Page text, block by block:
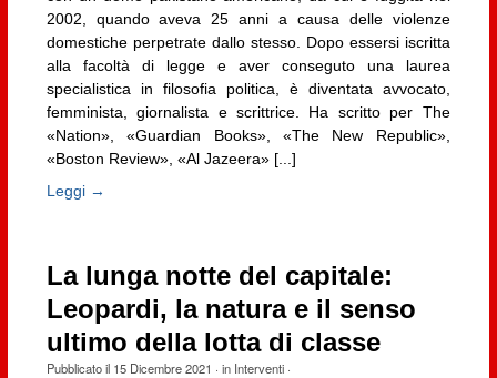
2002, quando aveva 25 anni a causa delle violenze
domestiche perpetrate dallo stesso. Dopo essersi iscritta
alla facoltà di legge e aver conseguto una laurea
specialistica in filosofia politica, è diventata avvocato,
femminista, giornalista e scrittrice. Ha scritto per The
«Nation», «Guardian Books», «The New Republic»,
«Boston Review», «Al Jazeera» [...]
Leggi →
La lunga notte del capitale:
Leopardi, la natura e il senso
ultimo della lotta di classe
Pubblicato il 15 Dicembre 2021 · in Interventi·